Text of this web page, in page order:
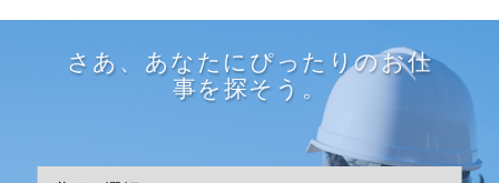
さあ、あなたにぴったりのお仕
事を探そう。